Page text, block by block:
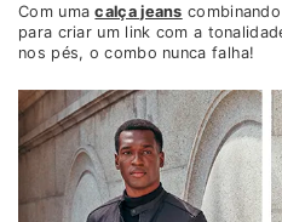
Com umacalça jeans
para criar um link com a
nos pés, o combo nunca falha!